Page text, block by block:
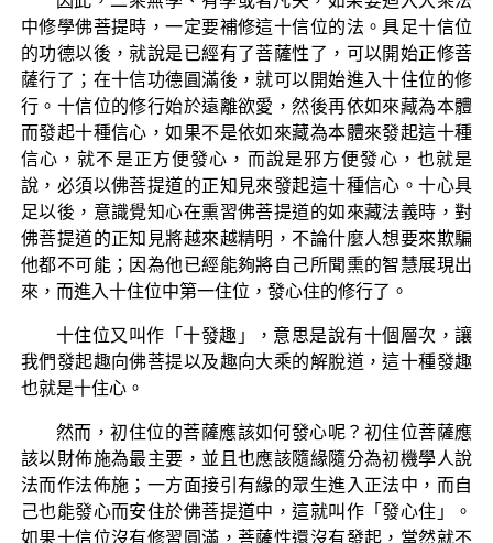
中修學佛菩提時，一定要補修這十信位的法。具足十信位
的功德以後，就說是已經有了菩薩性了，可以開始正修菩
薩行了；在十信功德圓滿後，就可以開始進入十住位的修
行。十信位的修行始於遠離欲愛，然後再依如來藏為本體
而發起十種信心，如果不是依如來藏為本體來發起這十種
信心，就不是正方便發心，而說是邪方便發心，也就是
說，必須以佛菩提道的正知見來發起這十種信心。十心具
足以後，意識覺知心在熏習佛菩提道的如來藏法義時，對
佛菩提道的正知見將越來越精明，不論什麼人想要來欺騙
他都不可能；因為他已經能夠將自己所聞熏的智慧展現出
來，而進入十住位中第一住位，發心住的修行了。
十住位又叫作「十發趣」，意思是說有十個層次，讓
我們發起趣向佛菩提以及趣向大乘的解脫道，這十種發趣
也就是十住心。
然而，初住位的菩薩應該如何發心呢？初住位菩薩應
該以財佈施為最主要，並且也應該隨緣隨分為初機學人說
法而作法佈施；一方面接引有緣的眾生進入正法中，而自
己也能發心而安住於佛菩提道中，這就叫作「發心住」。
如果十信位沒有修習圓滿，菩薩性還沒有發起，當然就不